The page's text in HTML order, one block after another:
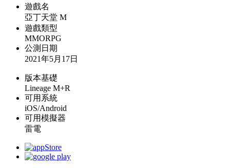
遊戲名
亞丁天堂 M
遊戲類型
MMORPG
公測日期
2021年5月17日
版本基礎
Lineage M+R
可用系統
iOS/Android
可用模擬器
雷電